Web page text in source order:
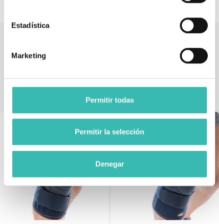
Estadística
Marketing
Permitir todas
Permitir la selección
Denegar
Tienda de artículos ortopédicos